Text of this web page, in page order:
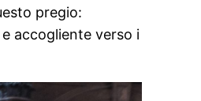
pregio:
accogliente verso i